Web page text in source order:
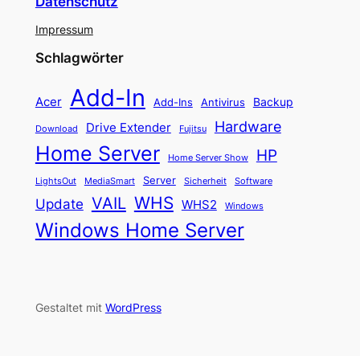
Impressum
Schlagwörter
Acer Add-In Add-Ins Antivirus Backup
Download Drive Extender Fujitsu Hardware
Home Server Home Server Show HP
LightsOut MediaSmart Server Sicherheit Software
Update VAIL WHS WHS2 Windows
Windows Home Server
Gestaltet mit WordPress